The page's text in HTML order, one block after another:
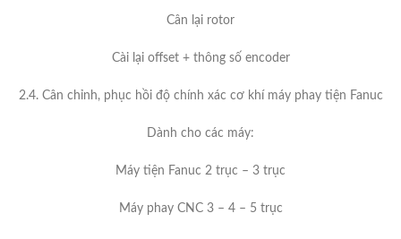
Cân lại rotor
Cài lại offset + thông số encoder
2.4. Cân chỉnh, phục hồi độ chính xác cơ khí máy phay tiện Fanuc
Dành cho các máy:
Máy tiện Fanuc 2 trục – 3 trục
Máy phay CNC 3 – 4 – 5 trục